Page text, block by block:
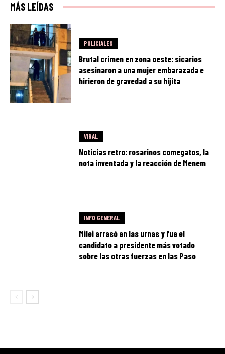
MÁS LEÍDAS
POLICIALES
Brutal crimen en zona oeste: sicarios
asesinaron a una mujer embarazada e
hirieron de gravedad a su hijita
VIRAL
Noticias retro: rosarinos comegatos, la
nota inventada y la reacción de Menem
INFO GENERAL
Milei arrasó en las urnas y fue el
candidato a presidente más votado
sobre las otras fuerzas en las Paso